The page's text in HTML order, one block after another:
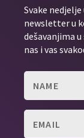
Svake
newsletter u
dešavanjima
nas i vas